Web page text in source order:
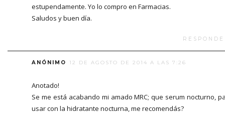
estupendamente. Yo lo compro en Farmacias.
Saludos y buen día.
ANÓNIMO 12 DE AGOSTO DE 2014 A LAS 7:26
Anotado!
Se me está acabando mi amado MRC; que serum nocturno,
usar con la hidratante nocturna, me recomendás?